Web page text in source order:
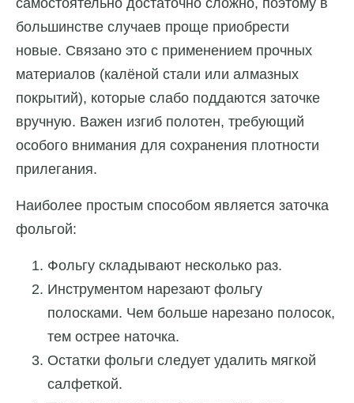
большинстве случаев проще приобрести
новые. Связано это с применением прочных
материалов (калёной стали или алмазных
покрытий), которые слабо поддаются заточке
вручную. Важен изгиб полотен, требующий
особого внимания для сохранения плотности
прилегания.
Наиболее простым способом является заточка
фольгой:
Фольгу складывают несколько раз.
Инструментом нарезают фольгу
полосками. Чем больше нарезано полосок,
тем острее наточка.
Остатки фольги следует удалить мягкой
салфеткой.